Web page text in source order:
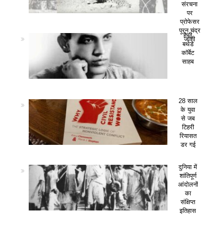
संरचना
पर
प्रोफेसर
पूरन चंद्र
जोशी
हैप्पी
बर्थडे
कॉर्बेट
साहब
28 साल
के युवा
से जब
टिहरी
रियासत
डर गई
दुनिया में
शांतिपूर्ण
आंदोलनों
का
संक्षिप्त
इतिहास